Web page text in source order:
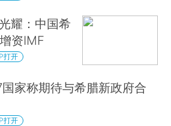
耀：中国希
资IMF
打开
国家称期待与希腊新政府合
打开